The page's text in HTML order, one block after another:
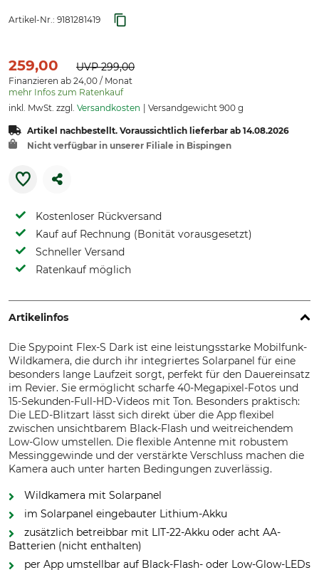
Artikel-Nr.: 9181281419
259,00 UVP299,00
Finanzieren ab 24,00 / Monat
mehr Infos zum Ratenkauf
inkl. MwSt. zzgl. Versandkosten Versandgewicht 900 g
Artikel nachbestellt. Voraussichtlich lieferbar ab 14.08.2026
Nicht verfügbar in unserer Filiale in Bispingen
Kostenloser Rückversand
Kauf auf Rechnung (Bonität vorausgesetzt)
Schneller Versand
Ratenkauf möglich
Artikelinfos
Die Spypoint Flex-S Dark ist eine leistungsstarke Mobilfunk-
Wildkamera, die durch ihr integriertes Solarpanel für eine
besonders lange Laufzeit sorgt, perfekt für den Dauereinsatz
im Revier. Sie ermöglicht scharfe 40-Megapixel-Fotos und
15-Sekunden-Full-HD-Videos mit Ton. Besonders praktisch:
Die LED-Blitzart lässt sich direkt über die App flexibel
zwischen unsichtbarem Black-Flash und weitreichendem
Low-Glow umstellen. Die flexible Antenne mit robustem
Messinggewinde und der verstärkte Verschluss machen die
Kamera auch unter harten Bedingungen zuverlässig.
Wildkamera mit Solarpanel
im Solarpanel eingebauter Lithium-Akku
zusätzlich betreibbar mit LIT-22-Akku oder acht AA-
Batterien (nicht enthalten)
per App umstellbar auf Black-Flash- oder Low-Glow-LEDs